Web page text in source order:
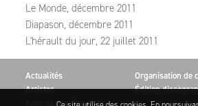
Le Monde, décembre 2011
Diapason, décembre 2011
L'hérault du jour, 22 juillet 2011
Actualités
Artistes
Agenda des Concerts
Organisation de
Édition